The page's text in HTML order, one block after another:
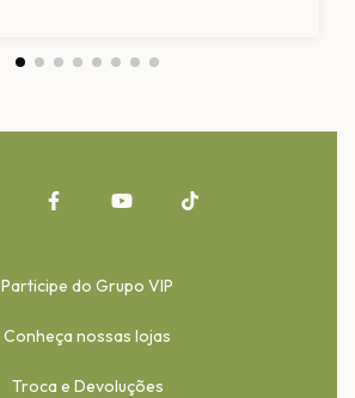
Participe do Grupo VIP
Conheça nossas lojas
Troca e Devoluções